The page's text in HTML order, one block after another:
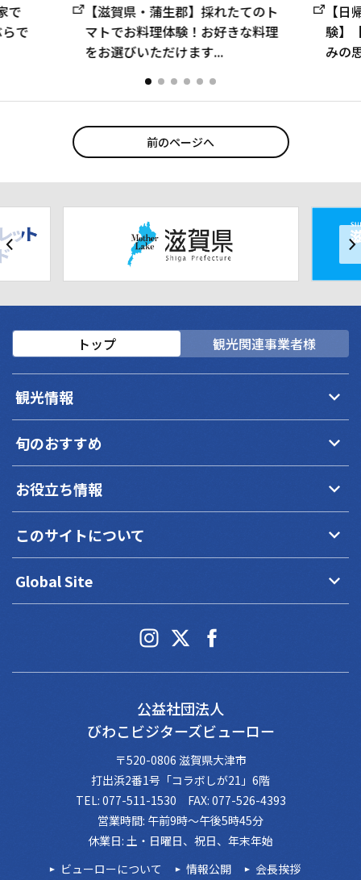
で
で
【滋賀県・蒲生郡】採れたてのト
マトでお料理体験！お好きな料理
をお選びいただけます...
【
験】
みの
前のページへ
トップ 観光関連事業者様
観光情報 keyboard_arrow_down
旬のおすすめ keyboard_arrow_down
お役立ち情報 keyboard_arrow_down
このサイトについて keyboard_arrow_down
Global Site keyboard_arrow_down
公益社団法人
びわこビジターズビューロー
〒520-0806 滋賀県大津市
打出浜2番1号「コラボしが21」6階
TEL: 077-511-1530 FAX: 077-526-4393
営業時間: 午前9時～午後5時45分
休業日: 土・日曜日、祝日、年末年始
ビューローについて
情報公開 会長挨拶